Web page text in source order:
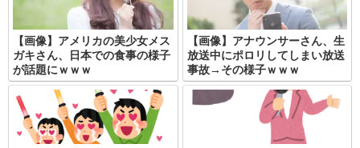
【画像】アメリカの美少女メス
ガキさん、日本での食事の様子
が話題にｗｗｗ
【画像】アナウンサーさん、生
放送中にポロリしてしまい放送
事故→その様子ｗｗｗ